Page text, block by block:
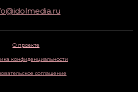
О проекте
конфиденциальности
соглашение